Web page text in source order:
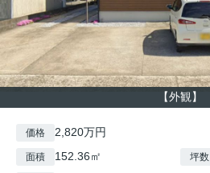
【外観】
価格 2,820万円
面積 152.36㎡ 坪数